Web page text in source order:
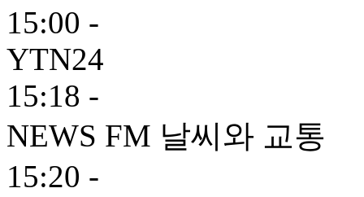
15:00 -
YTN24
15:18 -
NEWS FM 날씨와 교통
15:20 -